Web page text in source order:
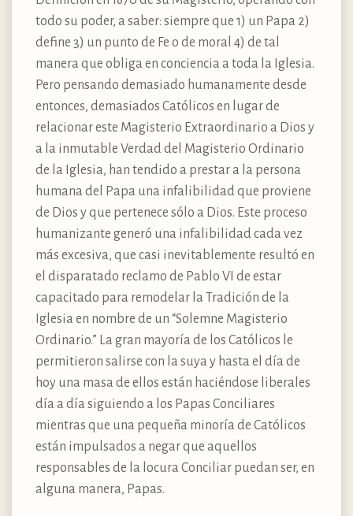
todo su poder, a saber: siempre que 1) un Papa 2)
define 3) un punto de Fe o de moral 4) de tal
manera que obliga en conciencia a toda la Iglesia.
Pero pensando demasiado humanamente desde
entonces, demasiados Católicos en lugar de
relacionar este Magisterio Extraordinario a Dios y
a la inmutable Verdad del Magisterio Ordinario
de la Iglesia, han tendido a prestar a la persona
humana del Papa una infalibilidad que proviene
de Dios y que pertenece sólo a Dios. Este proceso
humanizante generó una infalibilidad cada vez
más excesiva, que casi inevitablemente resultó en
el disparatado reclamo de Pablo VI de estar
capacitado para remodelar la Tradición de la
Iglesia en nombre de un “Solemne Magisterio
Ordinario.” La gran mayoría de los Católicos le
permitieron salirse con la suya y hasta el día de
hoy una masa de ellos están haciéndose liberales
día a día siguiendo a los Papas Conciliares
mientras que una pequeña minoría de Católicos
están impulsados a negar que aquellos
responsables de la locura Conciliar puedan ser, en
alguna manera, Papas.